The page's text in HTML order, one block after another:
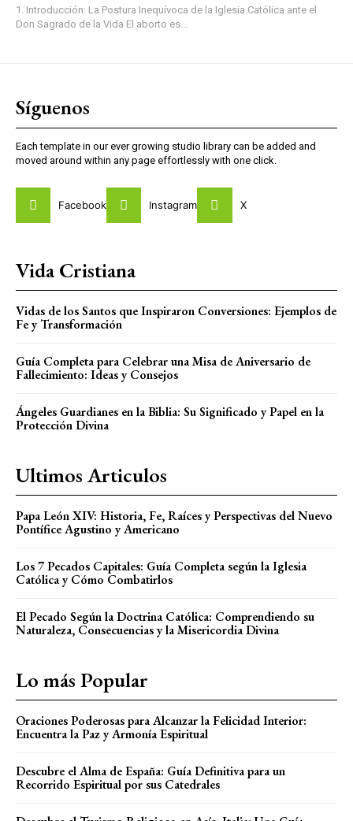
1. Introducción: La Postura Inequívoca de la Iglesia Católica ante el
Don Sagrado de la Vida El aborto es...
Síguenos
Each template in our ever growing studio library can be added and
moved around within any page effortlessly with one click.
Facebook Instagram X
Vida Cristiana
Vidas de los Santos que Inspiraron Conversiones: Ejemplos de
Fe y Transformación
Guía Completa para Celebrar una Misa de Aniversario de
Fallecimiento: Ideas y Consejos
Ángeles Guardianes en la Biblia: Su Significado y Papel en la
Protección Divina
Ultimos Articulos
Papa León XIV: Historia, Fe, Raíces y Perspectivas del Nuevo
Pontífice Agustino y Americano
Los 7 Pecados Capitales: Guía Completa según la Iglesia
Católica y Cómo Combatirlos
El Pecado Según la Doctrina Católica: Comprendiendo su
Naturaleza, Consecuencias y la Misericordia Divina
Lo más Popular
Oraciones Poderosas para Alcanzar la Felicidad Interior:
Encuentra la Paz y Armonía Espiritual
Descubre el Alma de España: Guía Definitiva para un
Recorrido Espiritual por sus Catedrales